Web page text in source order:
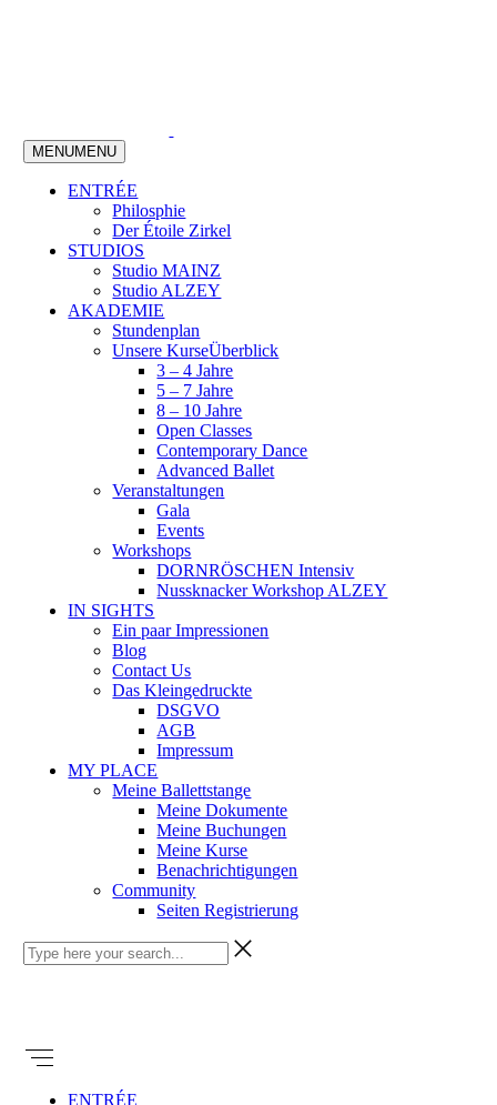
MENUMENU
ENTRÉE
Philosphie
Der Étoile Zirkel
STUDIOS
Studio MAINZ
Studio ALZEY
AKADEMIE
Stundenplan
Unsere KurseÜberblick
3 – 4 Jahre
5 – 7 Jahre
8 – 10 Jahre
Open Classes
Contemporary Dance
Advanced Ballet
Veranstaltungen
Gala
Events
Workshops
DORNRÖSCHEN Intensiv
Nussknacker Workshop ALZEY
IN SIGHTS
Ein paar Impressionen
Blog
Contact Us
Das Kleingedruckte
DSGVO
AGB
Impressum
MY PLACE
Meine Ballettstange
Meine Dokumente
Meine Buchungen
Meine Kurse
Benachrichtigungen
Community
Seiten Registrierung
ENTRÉE